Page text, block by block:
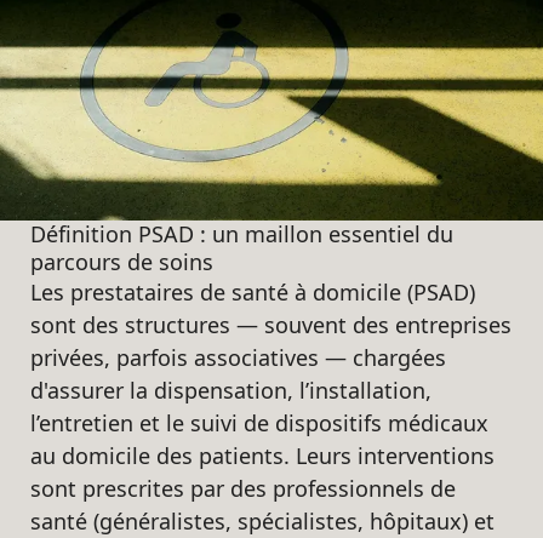
Définition PSAD : un maillon essentiel du
parcours de soins
Les prestataires de santé à domicile (PSAD)
sont des structures — souvent des entreprises
privées, parfois associatives — chargées
d'assurer la dispensation, l’installation,
l’entretien et le suivi de dispositifs médicaux
au domicile des patients. Leurs interventions
sont prescrites par des professionnels de
santé (généralistes, spécialistes, hôpitaux) et